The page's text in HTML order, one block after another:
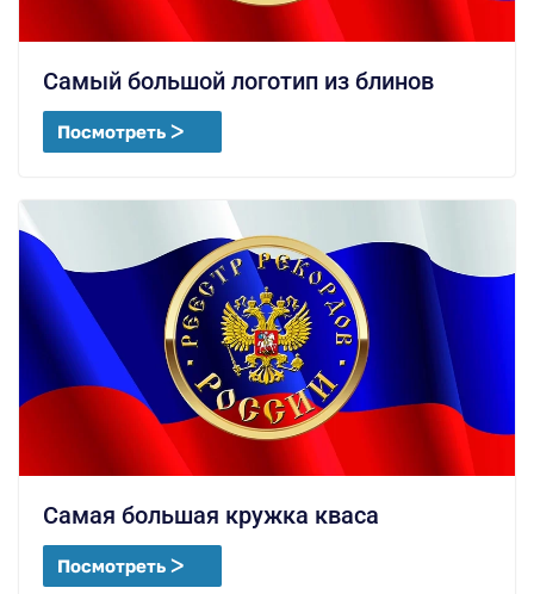
Самый большой логотип из блинов
Посмотреть ᐳ
Самая большая кружка кваса
Посмотреть ᐳ